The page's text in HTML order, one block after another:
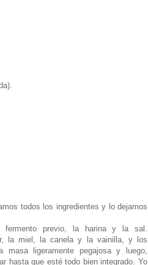
todos los ingredientes y lo dejamos
fermento previo, la harina y la sal.
la miel, la canela y la vainilla, y los
masa ligeramente pegajosa y luego,
hasta que esté todo bien integrado. Yo